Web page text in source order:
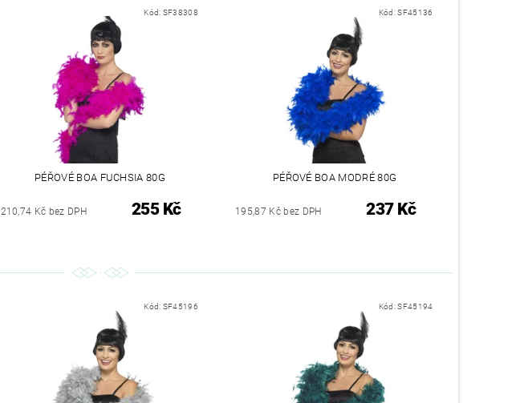
Kód: SF38308
PÉŘOVÉ BOA FUCHSIA 80G
210,74 Kč bez DPH 255 Kč
Kód:SF45136
PÉŘOVÉ BOA MODRÉ 80G
195,87 Kč bez DPH 237 Kč
Kód: SF45196 Kód:SF45194